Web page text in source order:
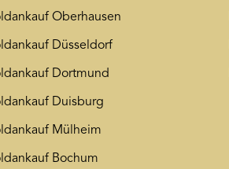
Oberhausen
Düsseldorf
Dortmund
Duisburg
Mülheim
Bochum